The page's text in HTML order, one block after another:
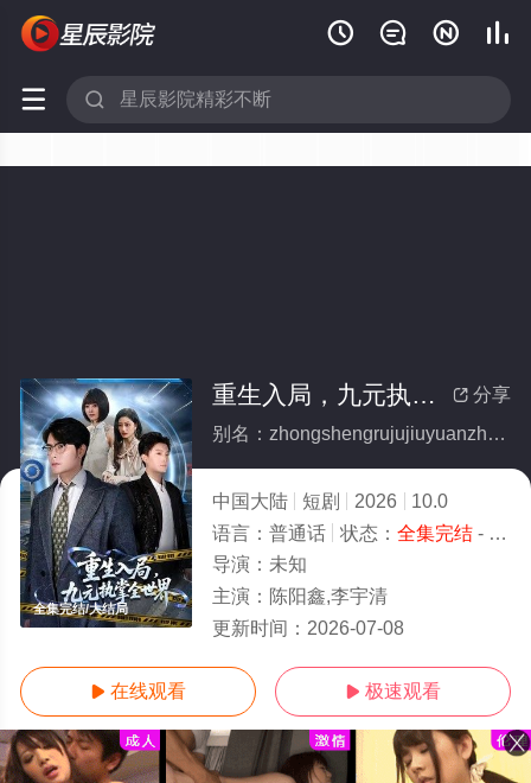
   
 
全集完结/大结局
 分享
重生入局，九元执掌全世界(全集)
别名：zhongshengrujujiuyuanzhizhangquanshijie
中国大陆 短剧 2026
10.0
语言： 普通话 状态： 全集完结- 免费在线观看
导演： 未知
主演： 陈阳鑫,李宇清
更新时间： 2026-07-08
 在线观看  极速观看